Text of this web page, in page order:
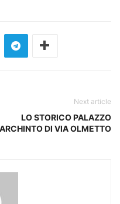
Next article
LO STORICO PALAZZO
ARCHINTO DI VIA OLMETTO